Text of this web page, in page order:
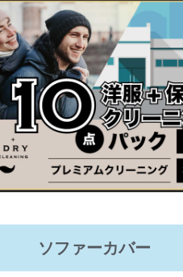
ソファーカバー